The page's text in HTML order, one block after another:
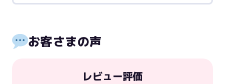
お客さまの声
レビュー評価